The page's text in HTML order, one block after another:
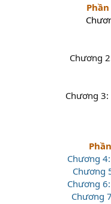
Chương
Chương
Chương
Chương
Chương
Chương